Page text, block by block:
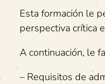
Esta formación le
perspectiva crítica
A continuación, le
– Requisitos de